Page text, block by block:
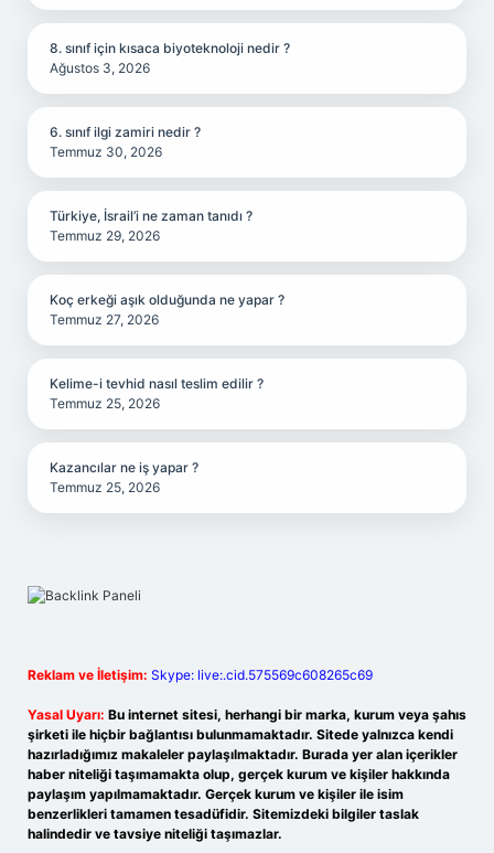
8. sınıf için kısaca biyoteknoloji nedir ?
Ağustos 3, 2026
6. sınıf ilgi zamiri nedir ?
Temmuz 30, 2026
Türkiye, İsrail’i ne zaman tanıdı ?
Temmuz 29, 2026
Koç erkeği aşık olduğunda ne yapar ?
Temmuz 27, 2026
Kelime-i tevhid nasıl teslim edilir ?
Temmuz 25, 2026
Kazancılar ne iş yapar ?
Temmuz 25, 2026
Reklam ve İletişim: Skype: live:.cid.575569c608265c69
Yasal Uyarı: Bu internet sitesi, herhangi bir marka, kurum veya şahıs
şirketi ile hiçbir bağlantısı bulunmamaktadır. Sitede yalnızca kendi
hazırladığımız makaleler paylaşılmaktadır. Burada yer alan içerikler
haber niteliği taşımamakta olup, gerçek kurum ve kişiler hakkında
paylaşım yapılmamaktadır. Gerçek kurum ve kişiler ile isim
benzerlikleri tamamen tesadüfidir. Sitemizdeki bilgiler taslak
halindedir ve tavsiye niteliği taşımazlar.